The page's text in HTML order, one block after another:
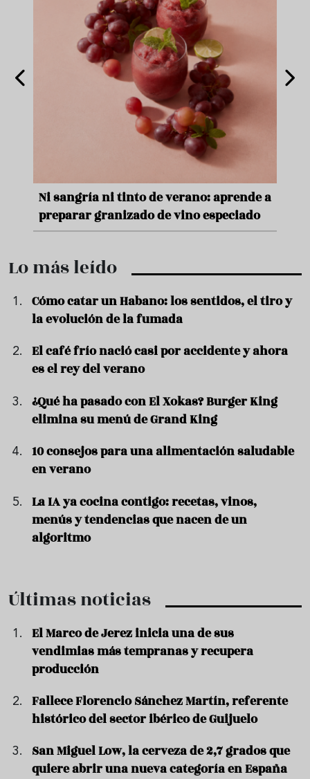
Ni sangría ni tinto de verano: aprende a
preparar granizado de vino especiado
Lo más leído
Cómo catar un Habano: los sentidos, el tiro y
la evolución de la fumada
El café frío nació casi por accidente y ahora
es el rey del verano
¿Qué ha pasado con El Xokas? Burger King
elimina su menú de Grand King
10 consejos para una alimentación saludable
en verano
La IA ya cocina contigo: recetas, vinos,
menús y tendencias que nacen de un
algoritmo
Últimas noticias
El Marco de Jerez inicia una de sus
vendimias más tempranas y recupera
producción
Fallece Florencio Sánchez Martín, referente
histórico del sector ibérico de Guijuelo
San Miguel Low, la cerveza de 2,7 grados que
quiere abrir una nueva categoría en España